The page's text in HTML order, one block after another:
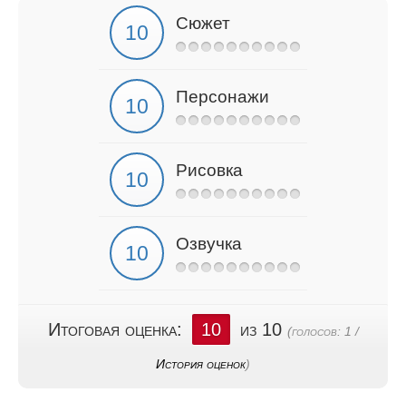
Сюжет
Персонажи
Рисовка
Озвучка
Итоговая оценка: 10 из 10 (голосов: 1 /
История оценок)